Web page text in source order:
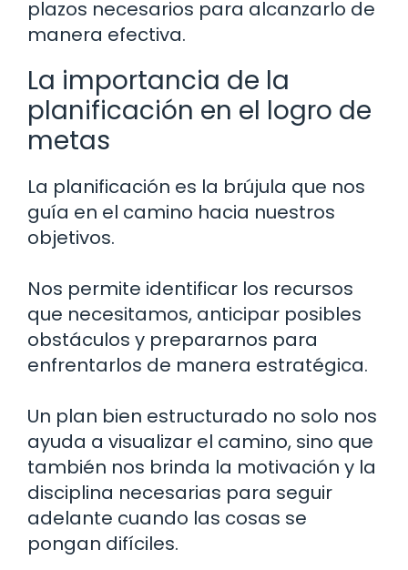
plazos necesarios para alcanzarlo de
manera efectiva.
La importancia de la
planificación en el logro de
metas
La planificación es la brújula que nos
guía en el camino hacia nuestros
objetivos.
Nos permite identificar los recursos
que necesitamos, anticipar posibles
obstáculos y prepararnos para
enfrentarlos de manera estratégica.
Un plan bien estructurado no solo nos
ayuda a visualizar el camino, sino que
también nos brinda la motivación y la
disciplina necesarias para seguir
adelante cuando las cosas se
pongan difíciles.